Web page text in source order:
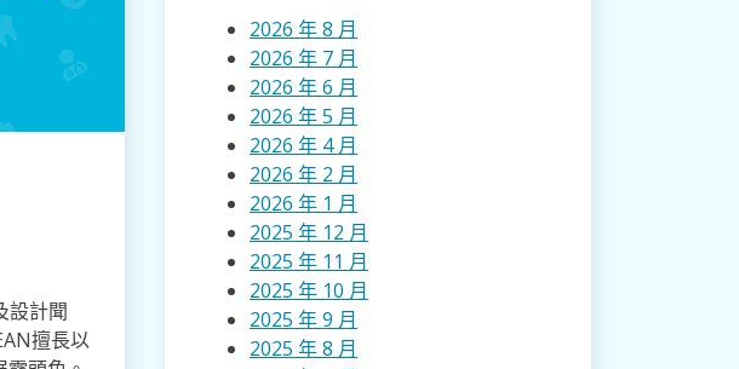
設計聞
擅長以
2026 年 8 月
2026 年 7 月
2026 年 6 月
2026 年 5 月
2026 年 4 月
2026 年 2 月
2026 年 1 月
2025 年 12 月
2025 年 11 月
2025 年 10 月
2025 年 9 月
2025 年 8 月